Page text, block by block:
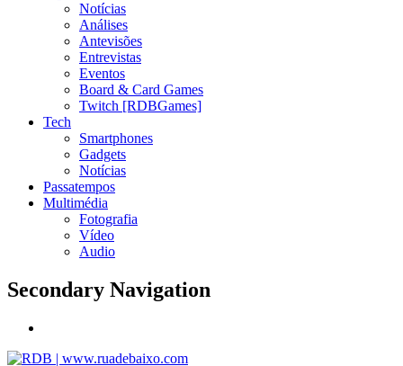
Notícias
Análises
Antevisões
Entrevistas
Eventos
Board & Card Games
Twitch [RDBGames]
Tech
Smartphones
Gadgets
Notícias
Passatempos
Multimédia
Fotografia
Vídeo
Audio
Secondary Navigation